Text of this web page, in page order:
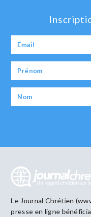
Le Journal Chrétien
presse en ligne